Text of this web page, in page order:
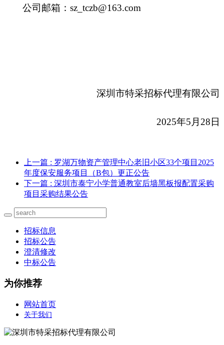
公司邮箱：sz_tczb@163.com
深圳市特采招标代理有限公司
2025年5月28日
上一篇 : 罗湖万物资产管理中心老旧小区33个项目2025
年度保安服务项目（B包）更正公告
下一篇 : 深圳市泰宁小学普通教室后墙黑板报配置采购
项目采购结果公告
招标信息
招标公告
澄清修改
中标公告
为你推荐
网站首页
关于我们